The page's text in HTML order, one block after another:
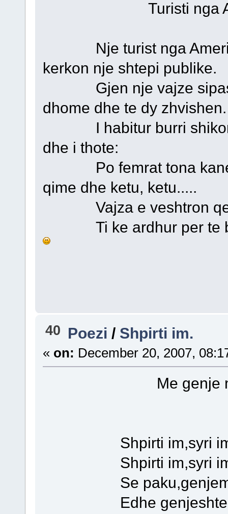
Turisti nga
Nje turist nga
kerkon nje shtepi publike.
Gjen nje vajze sipas
dhome dhe te dy zhvishen.
I habitur burri shikon
dhe i thote:
Po femrat tona kane
qime dhe ketu, ketu.....
Vajza e veshtron
Ti ke ardhur per te
40 Poezi / Shpirti im.
« on: December 20, 2007,
Me genje nga
Shpirti im,syri im
Shpirti im,syri im
Se paku,genjeme
Edhe genjeshter te